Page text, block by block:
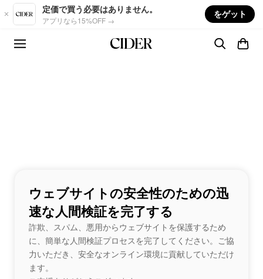
Skip to main content
定価で買う必要はありません。
アプリなら15%OFF →
をゲット
ウェブサイトの安全性のための迅
速な人間検証を完了する
詐欺、スパム、悪用からウェブサイトを保護するため
に、簡単な人間検証プロセスを完了してください。ご協
力いただき、安全なオンライン環境に貢献していただけ
ます。